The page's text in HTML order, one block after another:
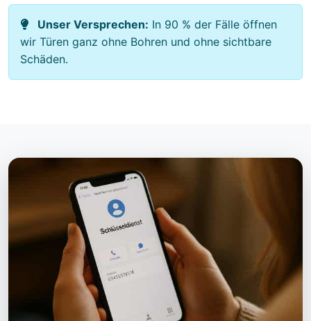
Unser Versprechen: In 90 % der Fälle öffnen
wir Türen ganz ohne Bohren und ohne sichtbare
Schäden.